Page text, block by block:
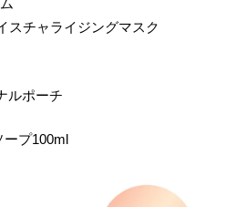
スチャライジングマスク
ルポーチ
プ100ml